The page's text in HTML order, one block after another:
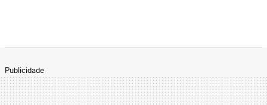
Publicidade